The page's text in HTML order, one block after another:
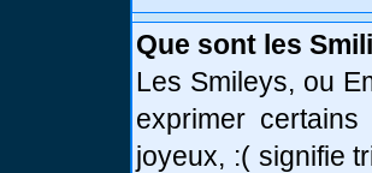
Que sont les
Les Smileys, ou
exprimer
joyeux, :( signifie